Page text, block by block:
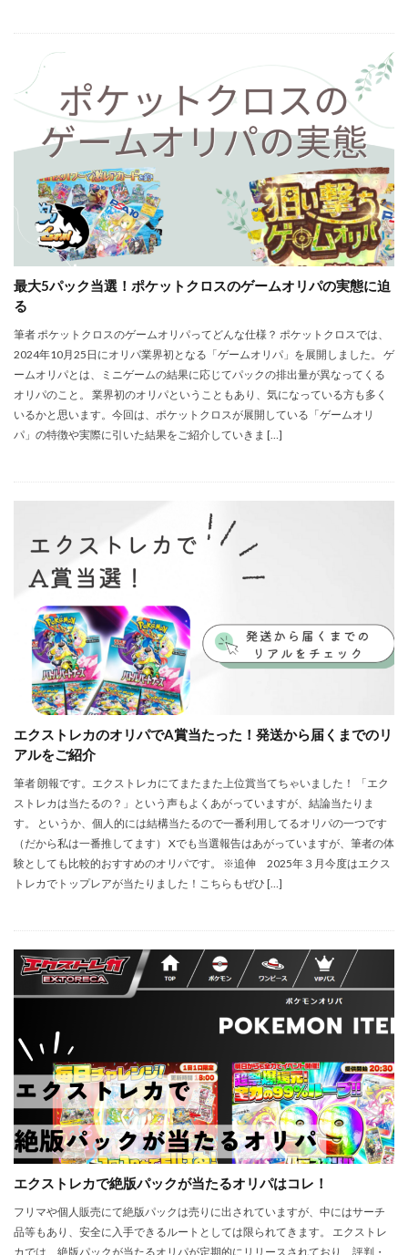
最大5パック当選！ポケットクロスのゲームオリパの実態に迫
る
筆者 ポケットクロスのゲームオリパってどんな仕様？ ポケットクロスでは、
2024年10月25日にオリパ業界初となる「ゲームオリパ」を展開しました。 ゲ
ームオリパとは、ミニゲームの結果に応じてパックの排出量が異なってくる
オリパのこと。 業界初のオリパということもあり、気になっている方も多く
いるかと思います。今回は、ポケットクロスが展開している「ゲームオリ
パ」の特徴や実際に引いた結果をご紹介していきま […]
エクストレカのオリパでA賞当たった！発送から届くまでのリ
アルをご紹介
筆者 朗報です。エクストレカにてまたまた上位賞当てちゃいました！ 「エク
ストレカは当たるの？」という声もよくあがっていますが、結論当たりま
す。 というか、個人的には結構当たるので一番利用してるオリパの一つです
（だから私は一番推してます） Xでも当選報告はあがっていますが、筆者の体
験としても比較的おすすめのオリパです。 ※追伸 2025年３月今度はエクス
トレカでトップレアが当たりました！こちらもぜひ […]
エクストレカで絶版パックが当たるオリパはコレ！
フリマや個人販売にて絶版パックは売りに出されていますが、中にはサーチ
品等もあり、安全に入手できるルートとしては限られてきます。 エクストレ
カでは、絶版パックが当たるオリパが定期的にリリースされており、評判・